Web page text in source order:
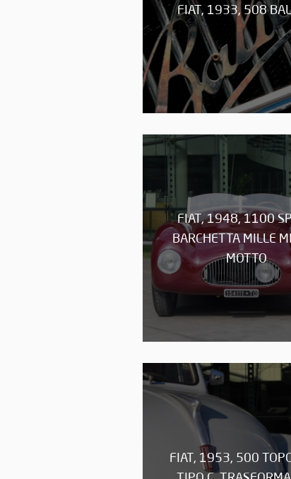
FIAT, 1933, 508
FIAT, 1948, 1100
BARCHETTA MILLE
MOTTO
FIAT, 1953, 500